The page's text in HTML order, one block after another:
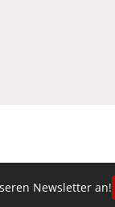
Newsletter an!